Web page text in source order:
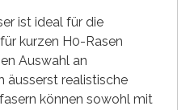
ist ideal für die
kurzen H0-Rasen
Auswahl an
äusserst realistische
können sowohl mit